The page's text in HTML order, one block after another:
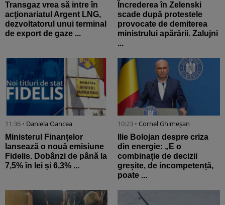
Transgaz vrea să intre în
acţionariatul Argent LNG,
dezvoltatorul unui terminal
de export de gaze ...
Încrederea în Zelenski
scade după protestele
provocate de demiterea
ministrului apărării. Zalujni
...
11:36 • Daniela Oancea
Ministerul Finanțelor
lansează o nouă emisiune
Fidelis. Dobânzi de până la
7,5% în lei și 6,3% ...
10:23 • Cornel Ghimeșan
Ilie Bolojan despre criza
din energie: „E o
combinație de decizii
greșite, de incompetență,
poate ...